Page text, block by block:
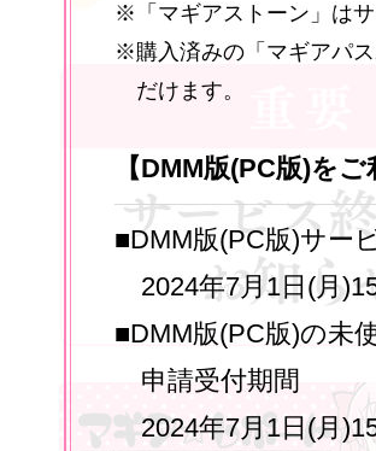
※「マギアストーン」は
※購入済みの「マギアパ
だけます。
【DMM版(PC版)を
■DMM版(PC版)サー
2024年7月1日(月
■DMM版(PC版)の未
申請受付期間
2024年7月1日(月